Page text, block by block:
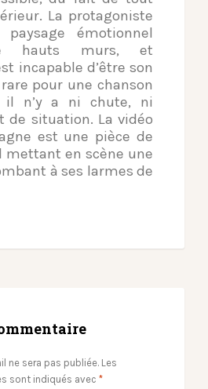
La protagoniste
émotionnel
hauts murs, et
incapable d’être son
pour une chanson
il n’y a ni chute, ni
de situation. La vidéo
est une pièce de
mettant en scène une
à ses larmes de
ne sera pas publiée. Les
sont indiqués avec *